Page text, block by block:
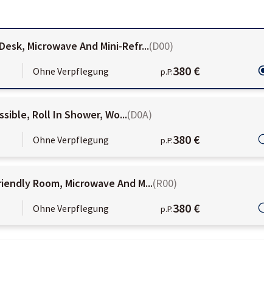
Microwave And Mini-Refr...(D00)
Ohne Verpflegung p.P.380 €
Roll In Shower, Wo...(D0A)
Ohne Verpflegung p.P.380 €
Room, Microwave And M...(R00)
Ohne Verpflegung p.P.380 €